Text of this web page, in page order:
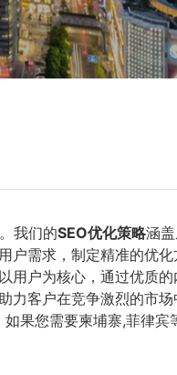
我们的SEO优化策略涵
户需求，制定精准的优
用户为核心，通过优质
力客户在竞争激烈的市
果您需要柬埔寨,菲律宾